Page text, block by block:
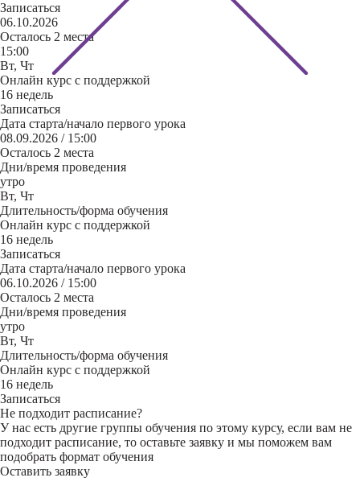
Записаться
06.10.2026
Осталось 2 места
15:00
Вт, Чт
Онлайн курс с поддержкой
16 недель
Записаться
Дата старта/начало первого урока
08.09.2026 / 15:00
Осталось 2 места
Дни/время проведения
утро
Вт, Чт
Длительность/форма обучения
Онлайн курс с поддержкой
16 недель
Записаться
Дата старта/начало первого урока
06.10.2026 / 15:00
Осталось 2 места
Дни/время проведения
утро
Вт, Чт
Длительность/форма обучения
Онлайн курс с поддержкой
16 недель
Записаться
Не подходит расписание?
У нас есть другие группы обучения по этому курсу, если вам не
подходит расписание, то оставьте заявку и мы поможем вам
подобрать формат обучения
Оставить заявку